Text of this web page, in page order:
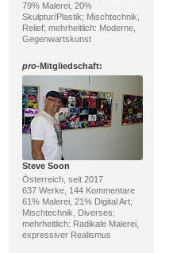
79% Malerei, 20%
Skulptur/Plastik; Mischtechnik,
Relief; mehrheitlich: Moderne,
Gegenwartskunst
pro-Mitgliedschaft:
Steve Soon
Österreich, seit 2017
637 Werke, 144 Kommentare
61% Malerei, 21% Digital Art;
Mischtechnik, Diverses;
mehrheitlich: Radikale Malerei,
expressiver Realismus